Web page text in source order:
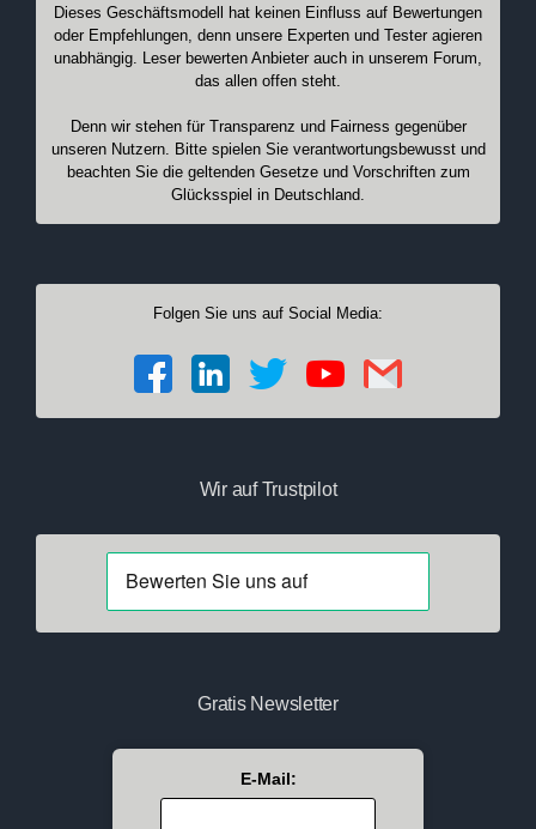
Dieses Geschäftsmodell hat keinen Einfluss auf Bewertungen
oder Empfehlungen, denn unsere Experten und Tester agieren
unabhängig. Leser bewerten Anbieter auch in unserem Forum,
das allen offen steht.
Denn wir stehen für Transparenz und Fairness gegenüber
unseren Nutzern. Bitte spielen Sie verantwortungsbewusst und
beachten Sie die geltenden Gesetze und Vorschriften zum
Glücksspiel in Deutschland.
Folgen Sie uns auf Social Media:
Wir auf Trustpilot
Gratis Newsletter
E-Mail: